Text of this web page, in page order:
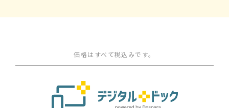
価格はすべて税込みです。